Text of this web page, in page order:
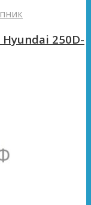
250D-